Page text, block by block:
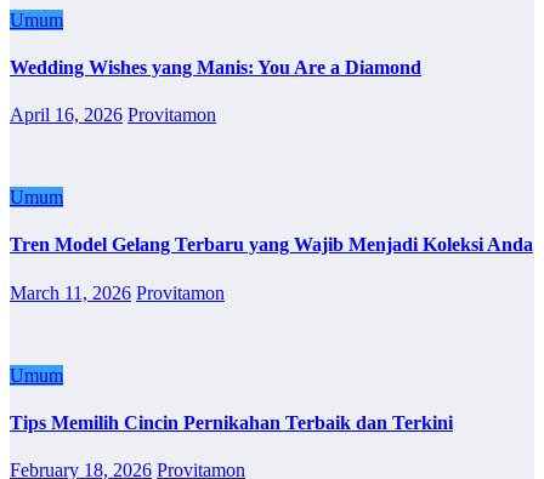
Umum
Wedding Wishes yang Manis: You Are a Diamond
April 16, 2026 Provitamon
Umum
Tren Model Gelang Terbaru yang Wajib Menjadi Koleksi Anda
March 11, 2026 Provitamon
Umum
Tips Memilih Cincin Pernikahan Terbaik dan Terkini
February 18, 2026 Provitamon